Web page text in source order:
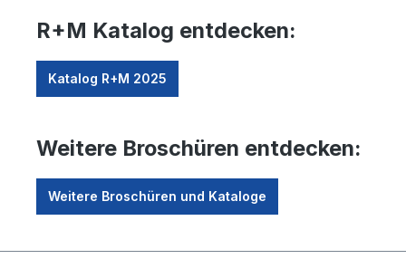
R+M Katalog entdecken:
Katalog R+M 2025
Weitere Broschüren entdecken:
Weitere Broschüren und Kataloge